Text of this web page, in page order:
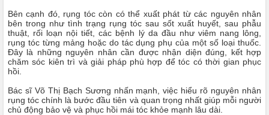
Bên cạnh đó, rụng tóc còn có thể xuất phát từ các nguyên nhân
bên trong như tình trạng rụng tóc sau sốt xuất huyết, sau phẫu
thuật, rối loạn nội tiết, các bệnh lý da đầu như viêm nang lông,
rụng tóc từng mảng hoặc do tác dụng phụ của một số loại thuốc.
Đây là những nguyên nhân cần được nhận diện đúng, kết hợp
chăm sóc kiên trì và giải pháp phù hợp để tóc có thời gian phục
hồi.
Bác sĩ Võ Thị Bạch Sương nhấn mạnh, việc hiểu rõ nguyên nhân
rụng tóc chính là bước đầu tiên và quan trọng nhất giúp mỗi người
chủ động bảo vệ và phục hồi mái tóc khỏe mạnh lâu dài.